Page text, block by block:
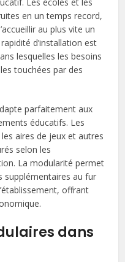
en un temps record,
au plus vite un
d’installation est
lesquelles les besoins
touchées par des
parfaitement aux
éducatifs. Les
aires de jeux et autres
selon les
La modularité permet
supplémentaires au fur
offrant
dans